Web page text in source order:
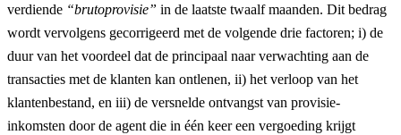
verdiende “brutoprovisie” in de laatste twaalf maanden. Dit bedrag
wordt vervolgens gecorrigeerd met de volgende drie factoren; i) de
duur van het voordeel dat de principaal naar verwachting aan de
transacties met de klanten kan ontlenen, ii) het verloop van het
klantenbestand, en iii) de versnelde ontvangst van provisie-
inkomsten door de agent die in één keer een vergoeding krijgt